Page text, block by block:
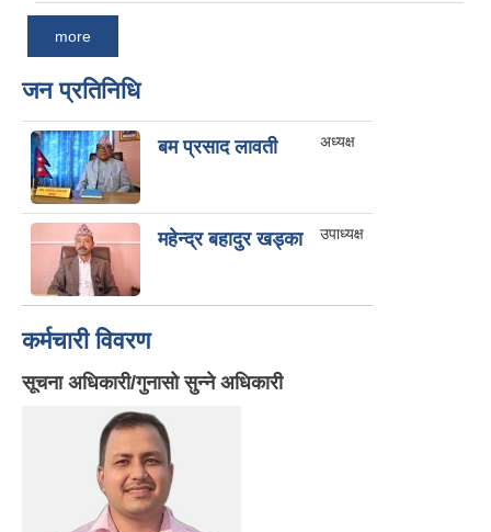
more
जन प्रतिनिधि
बम प्रसाद लावती अध्यक्ष
महेन्द्र बहादुर खड्का उपाध्यक्ष
कर्मचारी विवरण
सूचना अधिकारी/गुनासो सुन्ने अधिकारी